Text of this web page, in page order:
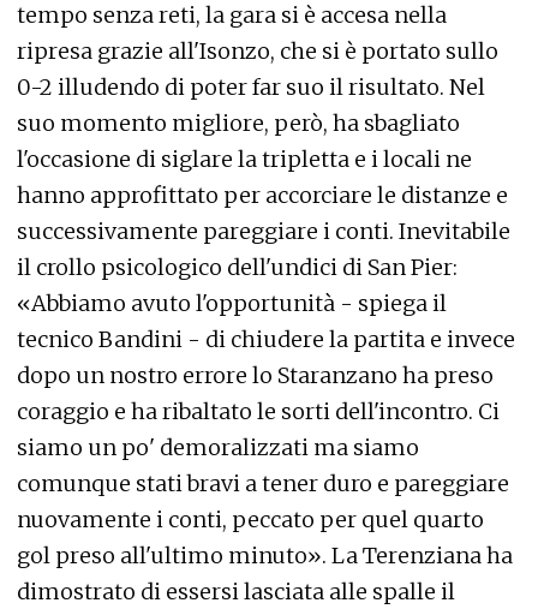
tempo senza reti, la gara si è accesa nella
ripresa grazie all'Isonzo, che si è portato sullo
0-2 illudendo di poter far suo il risultato. Nel
suo momento migliore, però, ha sbagliato
l'occasione di siglare la tripletta e i locali ne
hanno approfittato per accorciare le distanze e
successivamente pareggiare i conti. Inevitabile
il crollo psicologico dell'undici di San Pier:
«Abbiamo avuto l'opportunità - spiega il
tecnico Bandini - di chiudere la partita e invece
dopo un nostro errore lo Staranzano ha preso
coraggio e ha ribaltato le sorti dell'incontro. Ci
siamo un po' demoralizzati ma siamo
comunque stati bravi a tener duro e pareggiare
nuovamente i conti, peccato per quel quarto
gol preso all'ultimo minuto». La Terenziana ha
dimostrato di essersi lasciata alle spalle il